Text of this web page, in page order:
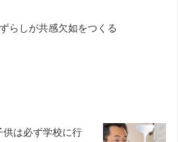
らしが共感欠如をつくる
供は必ず学校に行